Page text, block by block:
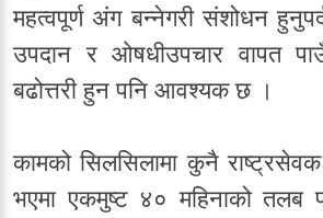
महत्वपूर्ण अंग बन्नेगरी संशोधन
उपदान र ओषधीउपचार वापत
बढोत्तरी हुन पनि आवश्यक छ ।
कामको सिलसिलामा कुनै राष्ट्रसेवक
भएमा एकमुष्ट ४० महिनाको तलब